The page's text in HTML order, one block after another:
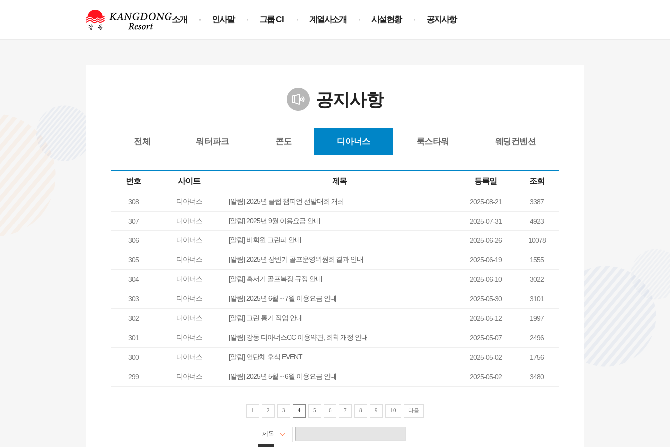
소개 인사말 그룹CI 계열사소개 시설현황 공지사항
공지사항
전체 워터파크 콘도 디아너스 룩스타워 웨딩컨벤션
번호 사이트 제목 등록일 조회
308 디아너스 [알림] 2025년 클럽 챔피언 선발대회 개최 2025-08-21 3387
307 디아너스 [알림] 2025년 9월 이용요금 안내 2025-07-31 4923
306 디아너스 [알림] 비회원 그린피 안내 2025-06-26 10078
305 디아너스 [알림] 2025년 상반기 골프운영위원회 결과 안내 2025-06-19 1555
304 디아너스 [알림] 혹서기 골프복장 규정 안내 2025-06-10 3022
303 디아너스 [알림] 2025년 6월 ~ 7월 이용요금 안내 2025-05-30 3101
302 디아너스 [알림] 그린 통기 작업 안내 2025-05-12 1997
301 디아너스 [알림] 강동 디아너스CC 이용약관, 회칙 개정 안내 2025-05-07 2496
300 디아너스 [알림] 연단체 후식 EVENT 2025-05-02 1756
299 디아너스 [알림] 2025년 5월 ~ 6월 이용요금 안내 2025-05-02 3480
1 2 3 4 5 6 7 8 9 10 다음
제목